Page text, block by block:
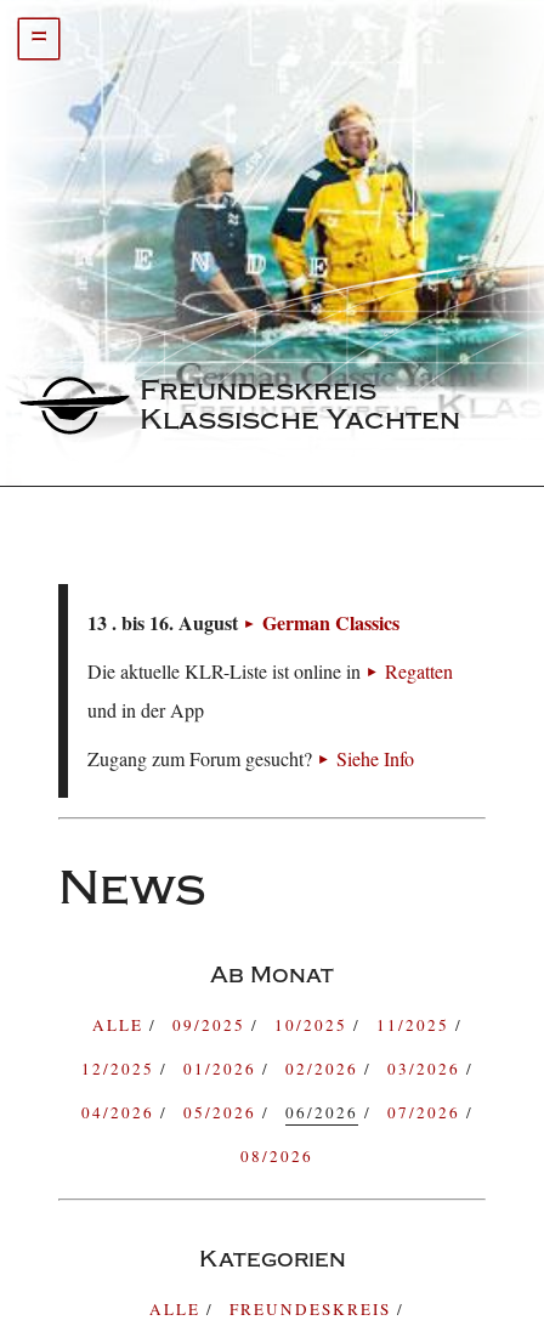
=
Freundeskreis
Klassische Yachten
13 . bis 16. August German Classics
Die aktuelle KLR-Liste ist online in
Regatten
und in der App
Zugang zum Forum gesucht?
Siehe Info
News
Ab Monat
ALLE 09/2025 10/2025
11/2025
12/2025
01/2026 02/2026
03/2026
04/2026
05/2026 06/2026
07/2026
08/2026
Kategorien
ALLE
FREUNDESKREIS